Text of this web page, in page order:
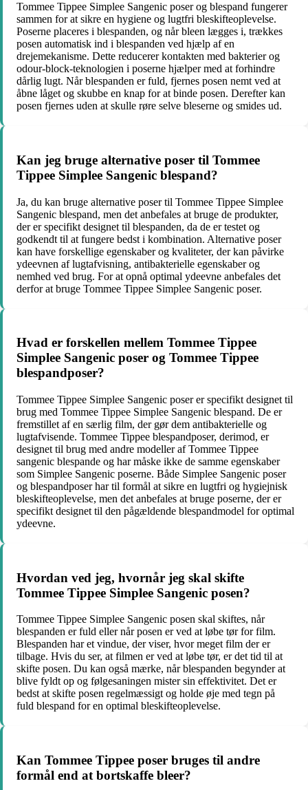
Tommee Tippee Simplee Sangenic poser og blespand fungerer
sammen for at sikre en hygiene og lugtfri bleskifteoplevelse.
Poserne placeres i blespanden, og når bleen lægges i, trækkes
posen automatisk ind i blespanden ved hjælp af en
drejemekanisme. Dette reducerer kontakten med bakterier og
odour-block-teknologien i poserne hjælper med at forhindre
dårlig lugt. Når blespanden er fuld, fjernes posen nemt ved at
åbne låget og skubbe en knap for at binde posen. Derefter kan
posen fjernes uden at skulle røre selve bleserne og smides ud.
Kan jeg bruge alternative poser til Tommee
Tippee Simplee Sangenic blespand?
Ja, du kan bruge alternative poser til Tommee Tippee Simplee
Sangenic blespand, men det anbefales at bruge de produkter,
der er specifikt designet til blespanden, da de er testet og
godkendt til at fungere bedst i kombination. Alternative poser
kan have forskellige egenskaber og kvaliteter, der kan påvirke
ydeevnen af lugtafvisning, antibakterielle egenskaber og
nemhed ved brug. For at opnå optimal ydeevne anbefales det
derfor at bruge Tommee Tippee Simplee Sangenic poser.
Hvad er forskellen mellem Tommee Tippee
Simplee Sangenic poser og Tommee Tippee
blespandposer?
Tommee Tippee Simplee Sangenic poser er specifikt designet til
brug med Tommee Tippee Simplee Sangenic blespand. De er
fremstillet af en særlig film, der gør dem antibakterielle og
lugtafvisende. Tommee Tippee blespandposer, derimod, er
designet til brug med andre modeller af Tommee Tippee
sangenic blespande og har måske ikke de samme egenskaber
som Simplee Sangenic poserne. Både Simplee Sangenic poser
og blespandposer har til formål at sikre en lugtfri og hygiejnisk
bleskifteoplevelse, men det anbefales at bruge poserne, der er
specifikt designet til den pågældende blespandmodel for optimal
ydeevne.
Hvordan ved jeg, hvornår jeg skal skifte
Tommee Tippee Simplee Sangenic posen?
Tommee Tippee Simplee Sangenic posen skal skiftes, når
blespanden er fuld eller når posen er ved at løbe tør for film.
Blespanden har et vindue, der viser, hvor meget film der er
tilbage. Hvis du ser, at filmen er ved at løbe tør, er det tid til at
skifte posen. Du kan også mærke, når blespanden begynder at
blive fyldt op og følgesaningen mister sin effektivitet. Det er
bedst at skifte posen regelmæssigt og holde øje med tegn på
fuld blespand for en optimal bleskifteoplevelse.
Kan Tommee Tippee poser bruges til andre
formål end at bortskaffe bleer?